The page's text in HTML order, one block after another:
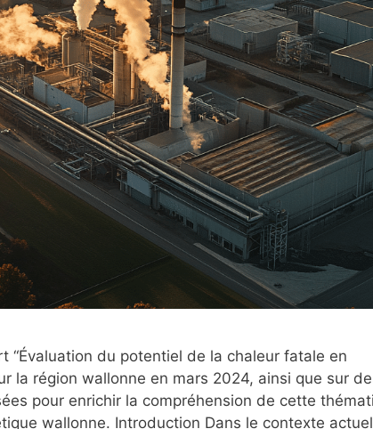
“Évaluation du potentiel de la chaleur fatale en
la région wallonne en mars 2024, ainsi que sur
pour enrichir la compréhension de cette
wallonne. Introduction Dans le contexte